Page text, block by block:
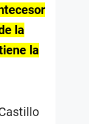
la
la